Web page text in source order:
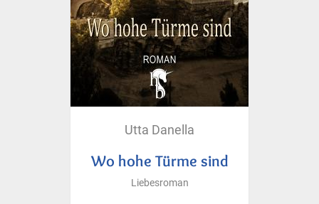
Utta Danella
Wo hohe Türme sind
Liebesroman